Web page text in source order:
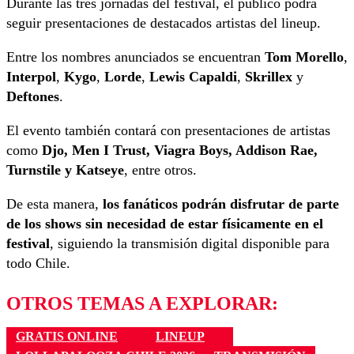
Durante las tres jornadas del festival, el público podrá
seguir presentaciones de destacados artistas del lineup.
Entre los nombres anunciados se encuentran Tom Morello,
Interpol, Kygo, Lorde, Lewis Capaldi, Skrillex y
Deftones.
El evento también contará con presentaciones de artistas
como Djo, Men I Trust, Viagra Boys, Addison Rae,
Turnstile y Katseye, entre otros.
De esta manera, los fanáticos podrán disfrutar de parte
de los shows sin necesidad de estar físicamente en el
festival, siguiendo la transmisión digital disponible para
todo Chile.
OTROS TEMAS A EXPLORAR:
GRATIS ONLINE
LINEUP